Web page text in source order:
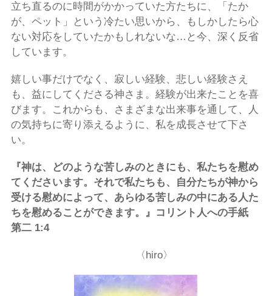
立ち直るのに時間がかかっていた方たちに、「たか
が、ペット」という冷たい思いから、もしかしたら心
ない対応をしていたかもしれないな…と今、深く反省
しています。
嬉しい事だけでなく、寂しい経験、悲しい経験さえ
も、益にしてくださる神さま。経験が出来たことを喜
びます。これからも、さまざまな出来事を通して、人
の気持ちに寄り添えるように、私を成長させて下さ
い。
『神は、どのような苦しみのときにも、私たちを慰め
てくださいます。それで私たちも、自分たちが神から
受ける慰めによって、あらゆる苦しみの中にある人た
ちを慰めることができます。』コリント人への手紙
第二 1:4
〈hiro〉